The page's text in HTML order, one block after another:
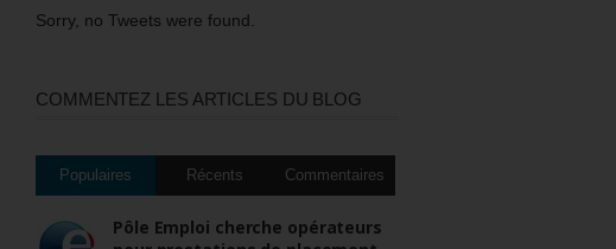
Sorry, no Tweets were found.
COMMENTEZ LES ARTICLES DU BLOG
Populaires Récents Commentaires
Pôle Emploi cherche opérateurs